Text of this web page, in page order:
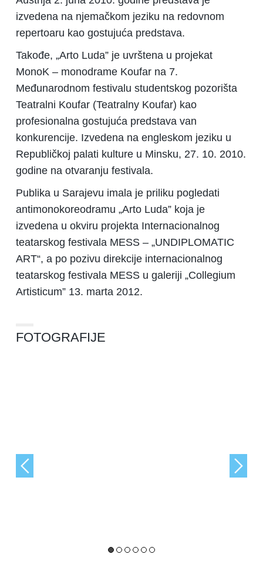
izvedena na njemačkom jeziku na redovnom
repertoaru kao gostujuća predstava.
Takođe, „Arto Luda” je uvrštena u projekat
MonoK – monodrame Koufar na 7.
Međunarodnom festivalu studentskog pozorišta
Teatralni Koufar (Teatralny Koufar) kao
profesionalna gostujuća predstava van
konkurencije. Izvedena na engleskom jeziku u
Republičkoj palati kulture u Minsku, 27. 10. 2010.
godine na otvaranju festivala.
Publika u Sarajevu imala je priliku pogledati
antimonokoreodramu „Arto Luda” koja je
izvedena u okviru projekta Internacionalnog
teatarskog festivala MESS – „UNDIPLOMATIC
ART“, a po pozivu direkcije internacionalnog
teatarskog festivala MESS u galeriji „Collegium
Artisticum” 13. marta 2012.
FOTOGRAFIJE